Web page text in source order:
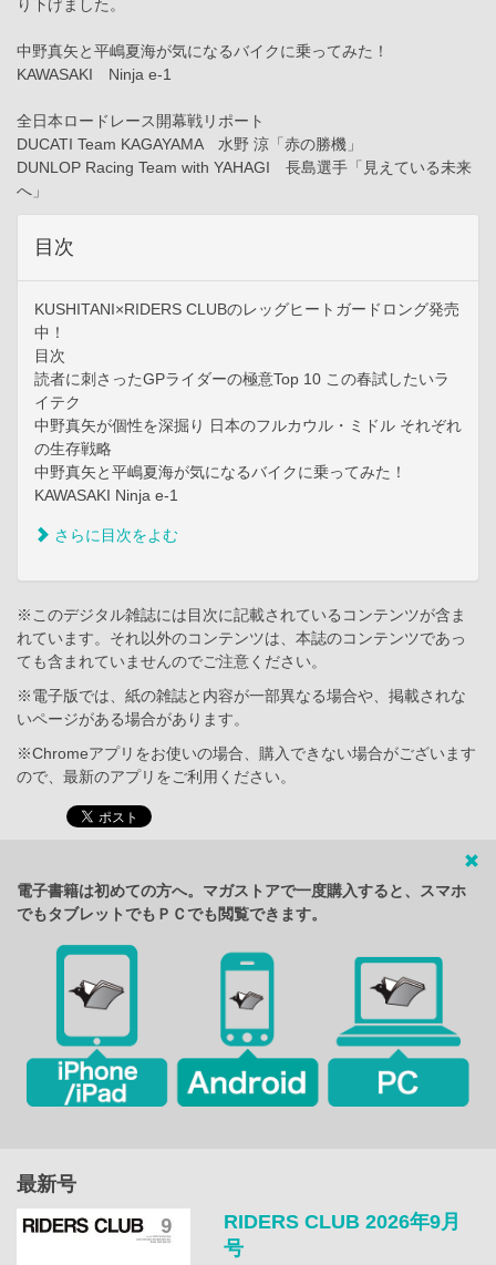
り下げました。
中野真矢と平嶋夏海が気になるバイクに乗ってみた！
KAWASAKI Ninja e-1
全日本ロードレース開幕戦リポート
DUCATI Team KAGAYAMA 水野 涼「赤の勝機」
DUNLOP Racing Team with YAHAGI 長島選手「見えている未来
へ」
目次
KUSHITANI×RIDERS CLUBのレッグヒートガードロング発売
中！
目次
読者に刺さったGPライダーの極意Top 10 この春試したいラ
イテク
中野真矢が個性を深掘り 日本のフルカウル・ミドル それぞれ
の生存戦略
中野真矢と平嶋夏海が気になるバイクに乗ってみた！
KAWASAKI Ninja e-1
さらに目次をよむ
※このデジタル雑誌には目次に記載されているコンテンツが含ま
れています。それ以外のコンテンツは、本誌のコンテンツであっ
ても含まれていませんのでご注意ください。
※電子版では、紙の雑誌と内容が一部異なる場合や、掲載されな
いページがある場合があります。
※Chromeアプリをお使いの場合、購入できない場合がございます
ので、最新のアプリをご利用ください。
電子書籍は初めての方へ。マガストアで一度購入すると、スマホ
でもタブレットでもＰＣでも閲覧できます。
最新号
RIDERS CLUB 2026年9月
号